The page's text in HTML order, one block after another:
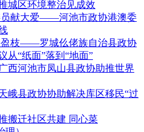
城区环境整治见成效
员献大爱——河池市政协港澳委
盈枝——罗城仫佬族自治县政协
从“纸面”落到“地面”
河池市凤山县政协助推世界
峨县政协协助解决库区移民“过
搬迁社区共建 同心菜